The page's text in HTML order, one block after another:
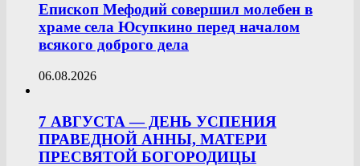
Епископ Мефодий совершил молебен в
храме села Юсупкино перед началом
всякого доброго дела
06.08.2026
7 АВГУСТА — ДЕНЬ УСПЕНИЯ
ПРАВЕДНОЙ АННЫ, МАТЕРИ
ПРЕСВЯТОЙ БОГОРОДИЦЫ